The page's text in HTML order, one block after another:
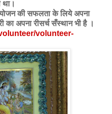
था।
की सफलता के लिये अपना
का अपना रीसर्च सँस्थान भी है ।
volunteer-